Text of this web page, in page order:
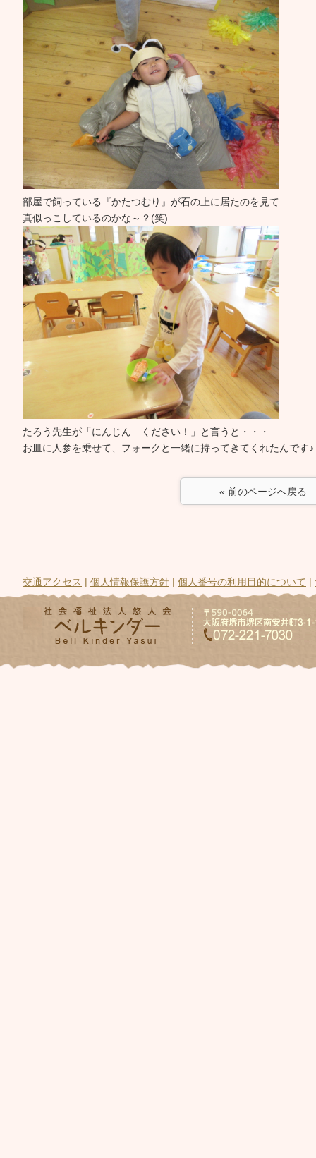
部屋で飼っている『かたつむり』が石の上に居たのを見て
真似っこしているのかな～？(笑)
たろう先生が「にんじん ください！」と言うと・・・
お皿に人参を乗せて、フォークと一緒に持ってきてくれたんです♪
« 前のページへ戻る
交通アクセス | 個人情報保護方針 | 個人番号の利用目的について |